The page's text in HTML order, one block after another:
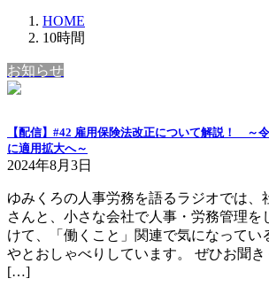
HOME
10時間
お知らせ
【配信】#42 雇用保険法改正について解説！ ～
に適用拡大へ～
2024年8月3日
ゆみくろの人事労務を語るラジオでは、
さんと、小さな会社で人事・労務管理を
けて、「働くこと」関連で気になってい
やとおしゃべりしています。 ぜひお聞き
[…]